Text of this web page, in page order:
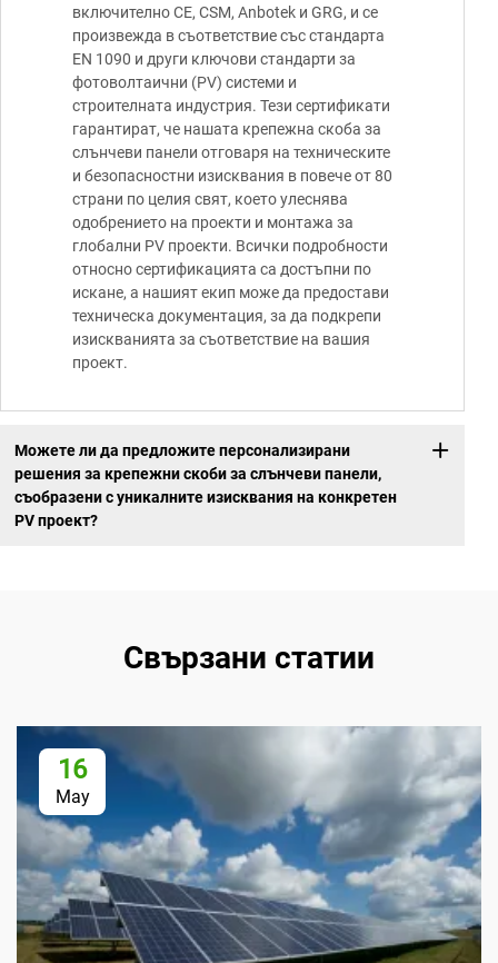
включително CE, CSM, Anbotek и GRG, и се
произвежда в съответствие със стандарта
EN 1090 и други ключови стандарти за
фотоволтаични (PV) системи и
строителната индустрия. Тези сертификати
гарантират, че нашата крепежна скоба за
слънчеви панели отговаря на техническите
и безопасностни изисквания в повече от 80
страни по целия свят, което улеснява
одобрението на проекти и монтажа за
глобални PV проекти. Всички подробности
относно сертификацията са достъпни по
искане, а нашият екип може да предостави
техническа документация, за да подкрепи
изискванията за съответствие на вашия
проект.
Можете ли да предложите персонализирани
решения за крепежни скоби за слънчеви панели,
съобразени с уникалните изисквания на конкретен
PV проект?
Свързани статии
16
May